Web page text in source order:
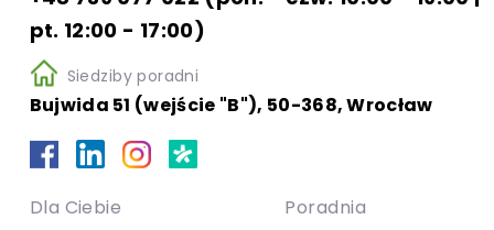
pt. 12:00 - 17:00)
Siedziby poradni
Bujwida 51 (wejście "B"), 50-368, Wrocław
Dla Ciebie
Poradnia